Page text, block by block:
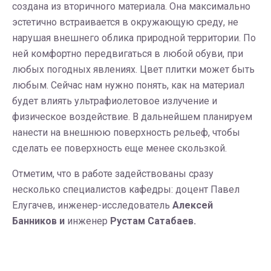
создана из вторичного материала. Она максимально
эстетично встраивается в окружающую среду, не
нарушая внешнего облика природной территории. По
ней комфортно передвигаться в любой обуви, при
любых погодных явлениях. Цвет плитки может быть
любым. Сейчас нам нужно понять, как на материал
будет влиять ультрафиолетовое излучение и
физическое воздействие. В дальнейшем планируем
нанести на внешнюю поверхность рельеф, чтобы
сделать ее поверхность еще менее скользкой.
Отметим, что в работе задействованы сразу
несколько специалистов кафедры: доцент Павел
Елугачев, инженер-исследователь Алексей
Банников и инженер Рустам Сатабаев.